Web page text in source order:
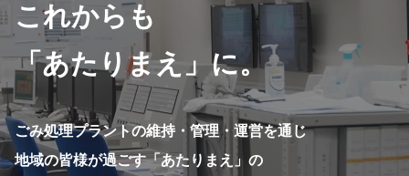
これからも
「あたりまえ」に。
ごみ処理プラントの維持・管理・運営を通じ
地域の皆様が過ごす「あたりまえ」の